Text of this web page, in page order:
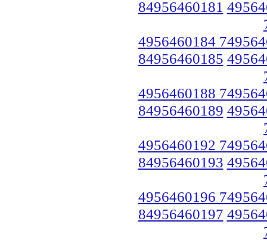
84956460181
4956460184
84956460185
4956460188
84956460189
4956460192
84956460193
4956460196
84956460197